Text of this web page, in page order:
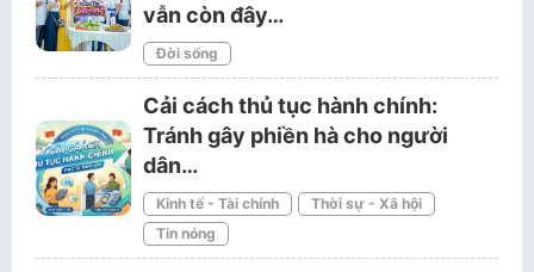
vẫn còn đây…
Đời sống
Cải cách thủ tục hành chính:
Tránh gây phiền hà cho người
dân…
Kinh tế - Tài chính
Thời sự - Xã hội
Tin nóng